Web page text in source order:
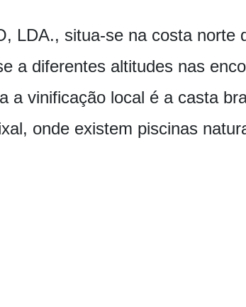
LDA., situa-se na costa norte
a diferentes altitudes nas
a vinificação local é a casta
onde existem piscinas